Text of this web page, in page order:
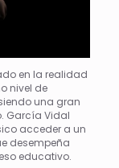
en la realidad
nivel de
una gran
García Vidal
acceder a un
desempeña
educativo.